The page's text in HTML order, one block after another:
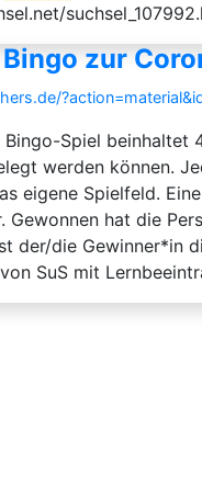
zur
Bingo-Spiel beinhaltet
werden können.
eigene Spielfeld.
Gewonnen hat die
der/die Gewinner*in
SuS mit